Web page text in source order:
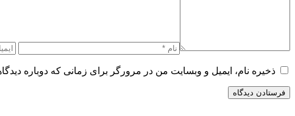
ذخیره نام، ایمیل و وبسایت من در مرورگر برای زمانی که دوباره